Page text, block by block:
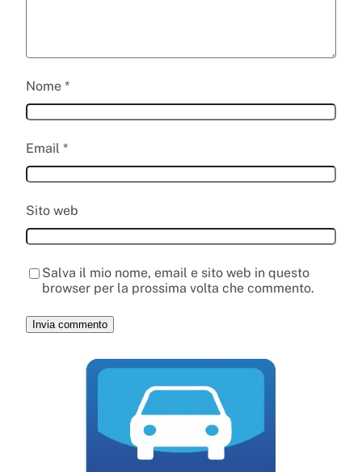
Nome *
Email *
Sito web
Salva il mio nome, email e sito web in questo
browser per la prossima volta che commento.